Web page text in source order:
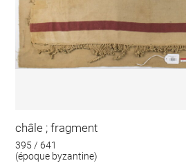
châle ; fragment
395 / 641
(époque byzantine)